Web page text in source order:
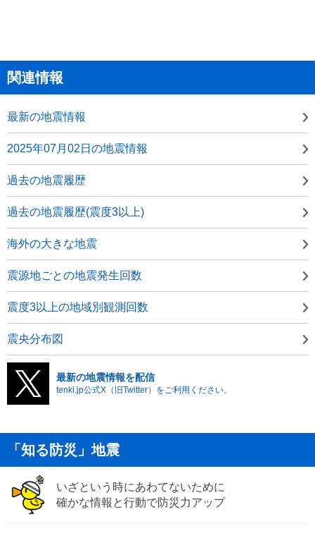
関連情報
最新の地震情報
2025年07月02日の地震情報
過去の地震履歴
過去の地震履歴(震度3以上)
海外の大きな地震
震源地ごとの地震発生回数
震度3以上の地域別観測回数
震央分布図
最新の地震情報を配信
tenki.jp公式X（旧Twitter）をご利用ください。
「知る防災」地震
いざという時にあわてないために
確かな情報と行動で防災力アップ